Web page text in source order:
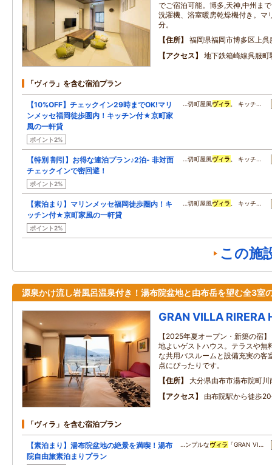
でご宿泊可能。博多,天神,中州ま
洗濯機、浴室暖房乾燥機付き。マ
分。
住所
福岡県福岡市博多区上呉
アクセス
地下鉄箱崎線呉服
「ヴィラ」を含む宿泊プラン
【10%OFF】チェックイン29時までOK!マリ
ンメッセ福岡徒歩圏内！キッチン付★京町家
風の一軒貸
ポイント2%
…切町屋風ヴィラ 。 キッチ…
【特別 割引】お得な連泊プラン♪2泊- 非対面
チェックインで密回避！
ポイント2%
…切町屋風ヴィラ 。 キッチ…
【素泊まり】マリンメッセ福岡徒歩圏内！キ
ッチン付★京町家風の一軒貸
ポイント2%
…切町屋風ヴィラ 。 キッチ…
この施
源泉かけ流し岩風呂温泉付き！湯布院盆地と由布岳を望む全3室
GRAN VILLA RIRERA
【2025年夏オープン・新築の宿
地よいゲストハウス。テラスや無
な共用バスルームと設備充実の客
点にぴったりです。
住所
大分県由布市湯布院町川
アクセス
由布院駅から徒歩
「ヴィラ」を含む宿泊プラン
【素泊まり】湯布院盆地の絶景を満喫！湯布
院自由旅素泊まりプラン
…ンプルなヴィラ 「GRAN VI…